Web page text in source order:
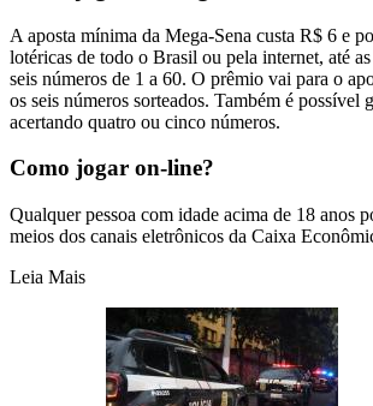
A aposta mínima da Mega-Sena custa R$ 6 e
lotéricas de todo o Brasil ou pela internet, até
seis números de 1 a 60. O prêmio vai para o
os seis números sorteados. Também é possível
acertando quatro ou cinco números.
Como jogar on-line?
Qualquer pessoa com idade acima de 18 anos
meios dos canais eletrônicos da Caixa
Leia Mais